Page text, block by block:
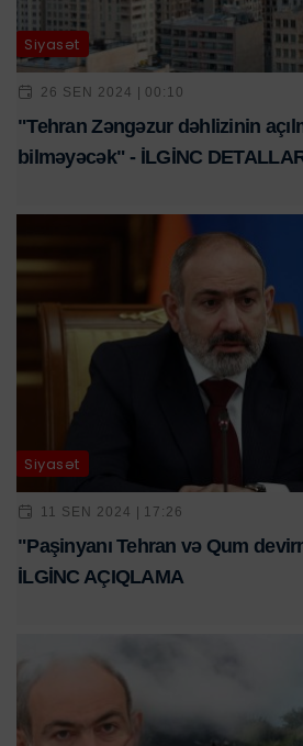
Siyasət
26 SEN 2024 | 00:10
"Tehran Zəngəzur dəhlizinin
bilməyəcək" - İLGİNC
Siyasət
11 SEN 2024 | 17:26
"Paşinyanı Tehran və Qum
İLGİNC AÇIQLAMA